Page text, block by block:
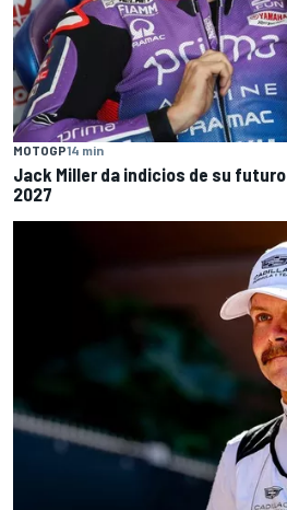
MOTOGP14 min
Jack Miller da indicios de su
2027